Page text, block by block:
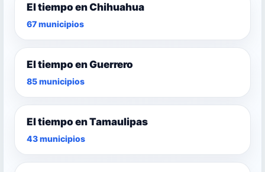
El tiempo en Chihuahua
67 municipios
El tiempo en Guerrero
85 municipios
El tiempo en Tamaulipas
43 municipios